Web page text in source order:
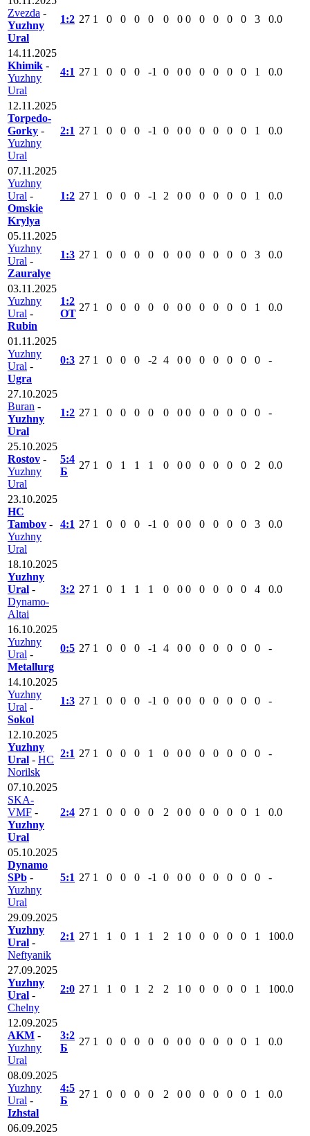
Zvezda -
Yuzhny
Ural
1:2 27 1 0 0 0 0 0 0 0 0 0 0 0 3 0.0
14.11.2025
Khimik -
Yuzhny
Ural
4:1 27 1 0 0 0 -1 0 0 0 0 0 0 0 1 0.0
12.11.2025
Torpedo-
Gorky -
Yuzhny
Ural
2:1 27 1 0 0 0 -1 0 0 0 0 0 0 0 1 0.0
07.11.2025
Yuzhny
Ural -
Omskie
Krylya
1:2 27 1 0 0 0 -1 2 0 0 0 0 0 0 1 0.0
05.11.2025
Yuzhny
Ural -
Zauralye
1:3 27 1 0 0 0 0 0 0 0 0 0 0 0 3 0.0
03.11.2025
Yuzhny
Ural -
Rubin
1:2
ОТ
27 1 0 0 0 0 0 0 0 0 0 0 0 1 0.0
01.11.2025
Yuzhny
Ural -
Ugra
0:3 27 1 0 0 0 -2 4 0 0 0 0 0 0 0 -
27.10.2025
Buran -
Yuzhny
Ural
1:2 27 1 0 0 0 0 0 0 0 0 0 0 0 0 -
25.10.2025
Rostov -
Yuzhny
Ural
5:4
Б
27 1 0 1 1 1 0 0 0 0 0 0 0 2 0.0
23.10.2025
HC
Tambov -
Yuzhny
Ural
4:1 27 1 0 0 0 -1 0 0 0 0 0 0 0 3 0.0
18.10.2025
Yuzhny
Ural -
Dynamo-
Altai
3:2 27 1 0 1 1 1 0 0 0 0 0 0 0 4 0.0
16.10.2025
Yuzhny
Ural -
Metallurg
0:5 27 1 0 0 0 -1 4 0 0 0 0 0 0 0 -
14.10.2025
Yuzhny
Ural -
Sokol
1:3 27 1 0 0 0 -1 0 0 0 0 0 0 0 0 -
12.10.2025
Yuzhny
Ural - HC
Norilsk
2:1 27 1 0 0 0 1 0 0 0 0 0 0 0 0 -
07.10.2025
SKA-
VMF -
Yuzhny
Ural
2:4 27 1 0 0 0 0 2 0 0 0 0 0 0 1 0.0
05.10.2025
Dynamo
SPb -
Yuzhny
Ural
5:1 27 1 0 0 0 -1 0 0 0 0 0 0 0 0 -
29.09.2025
Yuzhny
Ural -
Neftyanik
2:1 27 1 1 0 1 1 2 1 0 0 0 0 0 1 100.0
27.09.2025
Yuzhny
Ural -
Chelny
2:0 27 1 1 0 1 2 2 1 0 0 0 0 0 1 100.0
12.09.2025
AKM -
Yuzhny
Ural
3:2
Б
27 1 0 0 0 0 0 0 0 0 0 0 0 1 0.0
08.09.2025
Yuzhny
Ural -
Izhstal
4:5
Б
27 1 0 0 0 0 2 0 0 0 0 0 0 1 0.0
06.09.2025